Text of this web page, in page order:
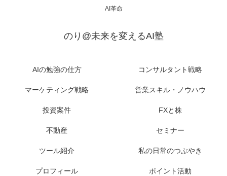
AI革命
のり@未来を変えるAI塾
AIの勉強の仕方 コンサルタント戦略
マーケティング戦略 営業スキル・ノウハウ
投資案件 FXと株
不動産 セミナー
ツール紹介 私の日常のつぶやき
プロフィール ポイント活動